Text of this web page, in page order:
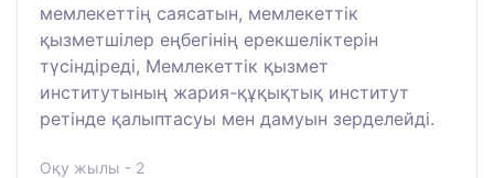
мемлекеттің саясатын, мемлекеттік
қызметшілер еңбегінің ерекшеліктерін
түсіндіреді, Мемлекеттік қызмет
институтының жария-құқықтық институт
ретінде қалыптасуы мен дамуын зерделейді.
Оқу жылы - 2